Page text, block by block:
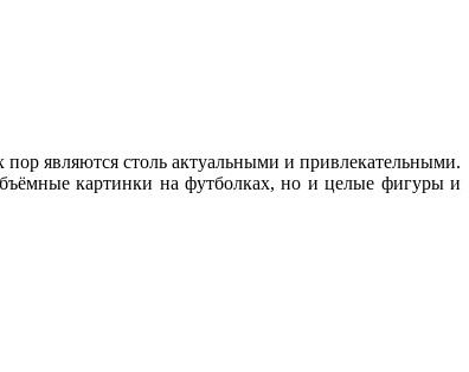
являются столь актуальными и привлекательными.
картинки на футболках, но и целые фигуры и